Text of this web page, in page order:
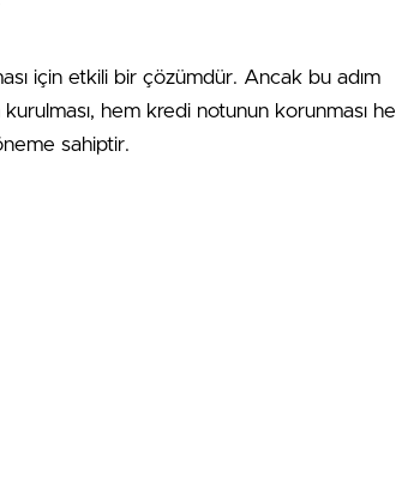
için etkili bir çözümdür. Ancak bu adım
hem kredi notunun korunması
sahiptir.